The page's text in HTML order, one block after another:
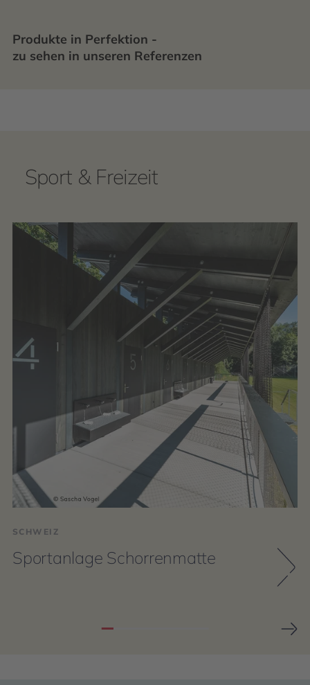
Produkte in Perfektion -
zu sehen in unseren Referenzen
Sport & Freizeit
SCHWEIZ
Sportanlage Schorrenmatte